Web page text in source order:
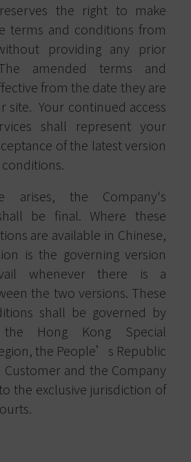
the right to make
terms and conditions from
providing any prior
amended terms and
from the date they are
site. Your continued access
shall represent your
of the latest version
arises, the Company's
be final. Where these
are available in Chinese,
is the governing version
whenever there is a
the two versions. These
shall be governed by
Hong Kong Special
the People’s Republic
Customer and the Company
the exclusive jurisdiction of